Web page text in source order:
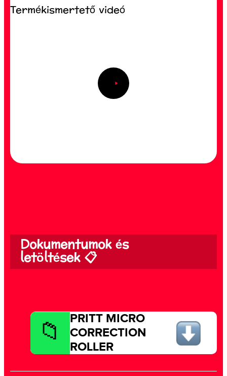
Termékismertető videó
Dokumentumok és
letöltések 📋
PRITT MICRO
CORRECTION
ROLLER